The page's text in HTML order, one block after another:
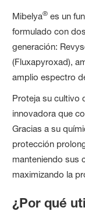
Mibelya® es un
formulado con
generación:
(Fluxapyroxad),
amplio espectro
Proteja su cultivo
innovadora que
Gracias a su
protección
manteniendo sus
maximizando la
¿Por qué